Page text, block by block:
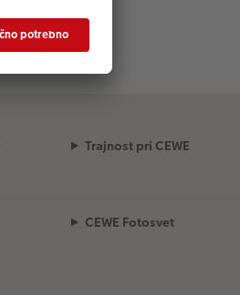
Trajnost pri CEWE
CEWE Fotosvet